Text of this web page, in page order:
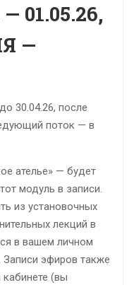
01.05.26,
—
30.04.26, после
поток — в
ателье» — будет
модуль в записи.
из установочных
лекций в
в вашем личном
эфиров также
(вы